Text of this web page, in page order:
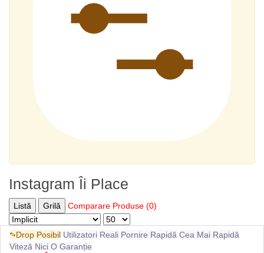
Instagram Îi Place
Listă Grilă
Drop Posibil Utilizatori Reali Pornire Rapidă Cea Mai Rapidă
Viteză Nici O Garanție
Instagram Îi Place [Utilizatori Reali | Pornire